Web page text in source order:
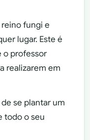
fungi e
lugar. Este é
o professor
realizarem em
se plantar um
todo o seu